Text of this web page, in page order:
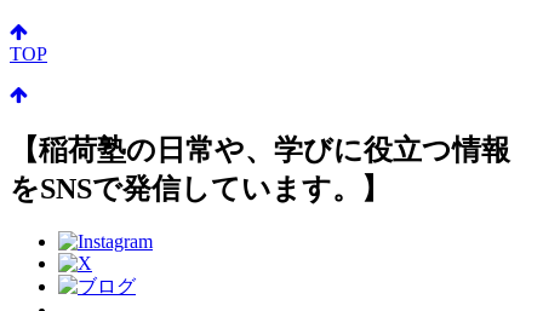
TOP
【稲荷塾の日常や、学びに役立つ情報
をSNSで発信しています。】